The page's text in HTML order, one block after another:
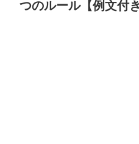
つのルール【例文付き